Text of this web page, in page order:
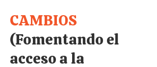
CAMBIOS
(Fomentando el
acceso a la